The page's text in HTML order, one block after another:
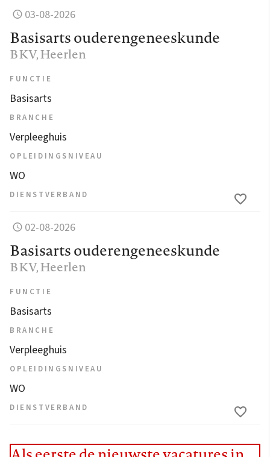
03-08-2026
Basisarts ouderengeneeskunde
BKV, Heerlen
FUNCTIE
Basisarts
BRANCHE
Verpleeghuis
OPLEIDINGSNIVEAU
WO
DIENSTVERBAND
02-08-2026
Basisarts ouderengeneeskunde
BKV, Heerlen
FUNCTIE
Basisarts
BRANCHE
Verpleeghuis
OPLEIDINGSNIVEAU
WO
DIENSTVERBAND